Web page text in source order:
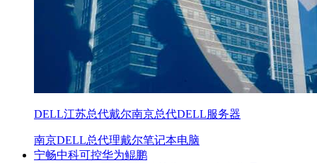
DELL江苏总代戴尔南京总代DELL服务器
南京DELL总代理戴尔笔记本电脑
宁畅中科可控华为鲲鹏